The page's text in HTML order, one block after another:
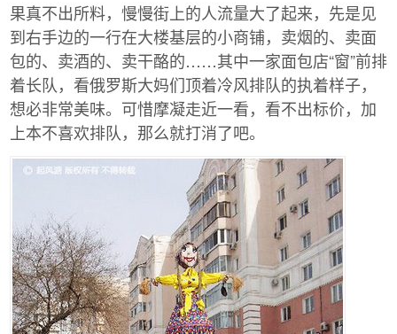
果真不出所料，慢慢街上的人流量大了起来，先是见
到右手边的一行在大楼基层的小商铺，卖烟的、卖面
包的、卖酒的、卖干酪的……其中一家面包店“窗”前排
着长队，看俄罗斯大妈们顶着冷风排队的执着样子，
想必非常美味。可惜摩凝走近一看，看不出标价，加
上本不喜欢排队，那么就打消了吧。